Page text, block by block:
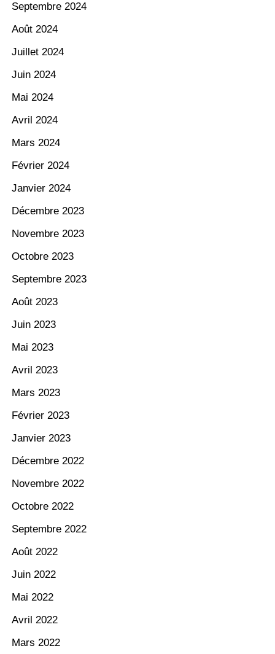
Septembre 2024
Août 2024
Juillet 2024
Juin 2024
Mai 2024
Avril 2024
Mars 2024
Février 2024
Janvier 2024
Décembre 2023
Novembre 2023
Octobre 2023
Septembre 2023
Août 2023
Juin 2023
Mai 2023
Avril 2023
Mars 2023
Février 2023
Janvier 2023
Décembre 2022
Novembre 2022
Octobre 2022
Septembre 2022
Août 2022
Juin 2022
Mai 2022
Avril 2022
Mars 2022